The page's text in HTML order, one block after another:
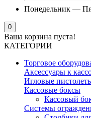
Понедельник —
0
Ваша корзина пуста!
КАТЕГОРИИ
Торговое
Аксессуары к
Игловые
Кассовые боксы
Кассовый
Системы